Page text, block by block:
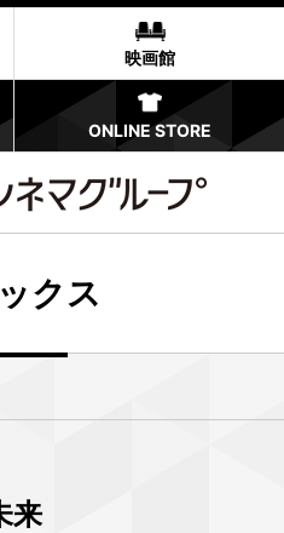
映画館
ONLINE STORE
クス
来